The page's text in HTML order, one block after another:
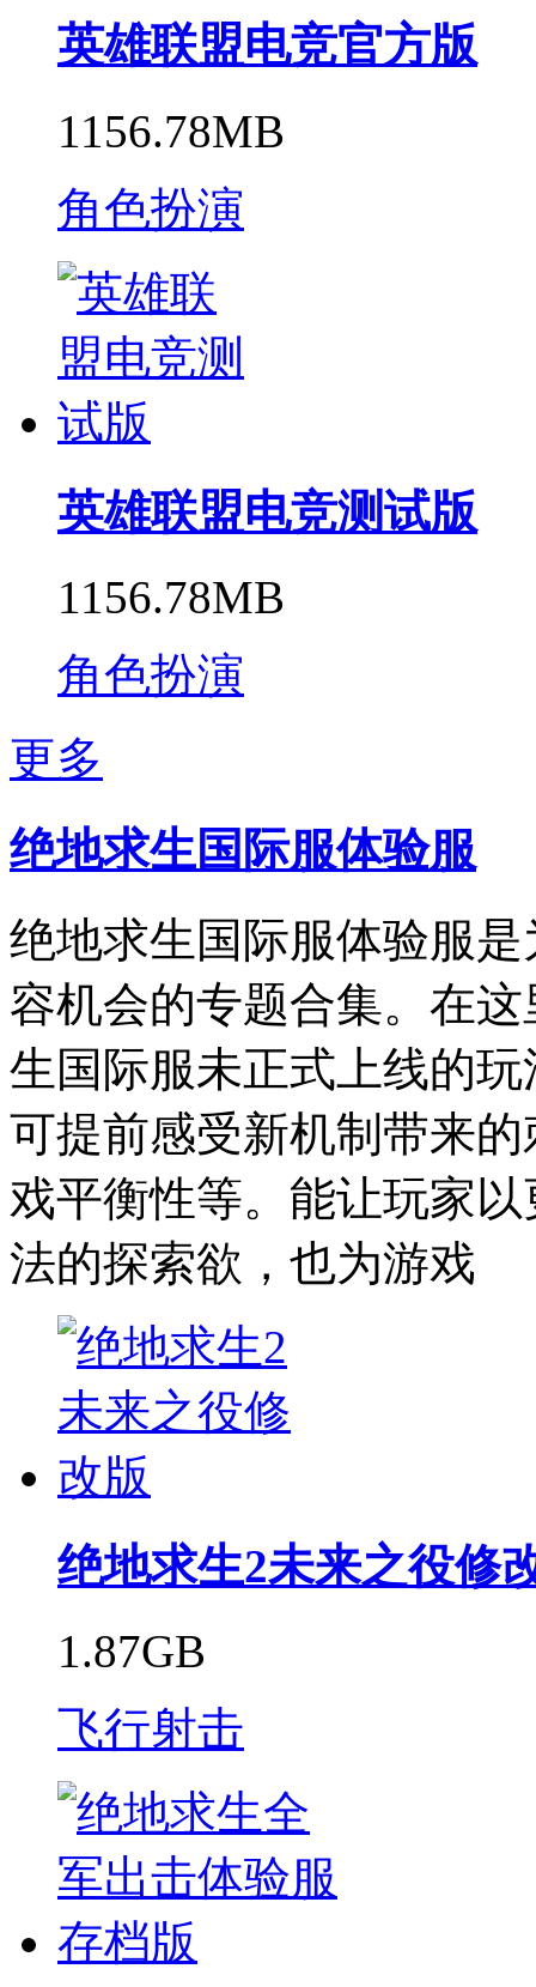
英雄联盟电竞官方版
1156.78MB
角色扮演
英雄联盟电竞测试版
1156.78MB
角色扮演
更多
绝地求生国际服体验服
绝地求生国际服体验服
容机会的专题合集。在
生国际服未正式上线的
可提前感受新机制带来
戏平衡性等。能让玩家
法的探索欲，也为游戏
绝地求生2未来之役修
1.87GB
飞行射击